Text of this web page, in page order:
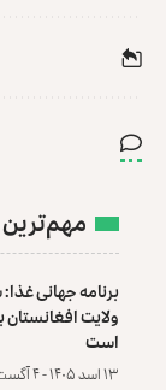
ولایت
است
۱۳ اسد ۱۴۰۵ - ۴ آگست ۲۰۲۶